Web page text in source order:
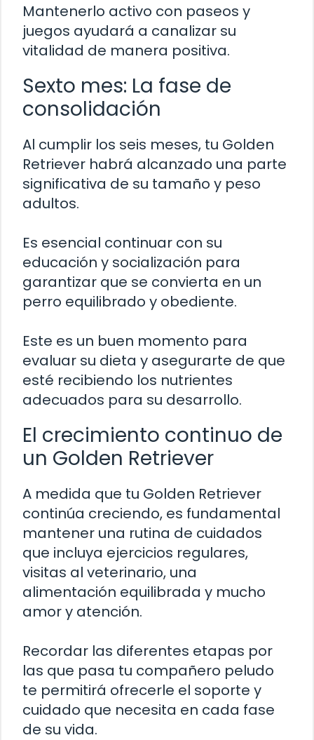
Mantenerlo activo con paseos y
juegos ayudará a canalizar su
vitalidad de manera positiva.
Sexto mes: La fase de
consolidación
Al cumplir los seis meses, tu Golden
Retriever habrá alcanzado una parte
significativa de su tamaño y peso
adultos.
Es esencial continuar con su
educación y socialización para
garantizar que se convierta en un
perro equilibrado y obediente.
Este es un buen momento para
evaluar su dieta y asegurarte de que
esté recibiendo los nutrientes
adecuados para su desarrollo.
El crecimiento continuo de
un Golden Retriever
A medida que tu Golden Retriever
continúa creciendo, es fundamental
mantener una rutina de cuidados
que incluya ejercicios regulares,
visitas al veterinario, una
alimentación equilibrada y mucho
amor y atención.
Recordar las diferentes etapas por
las que pasa tu compañero peludo
te permitirá ofrecerle el soporte y
cuidado que necesita en cada fase
de su vida.